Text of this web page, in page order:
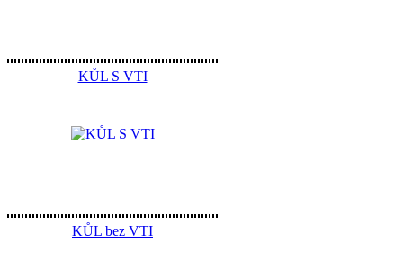
KŮL S VTI
KŮL bez VTI